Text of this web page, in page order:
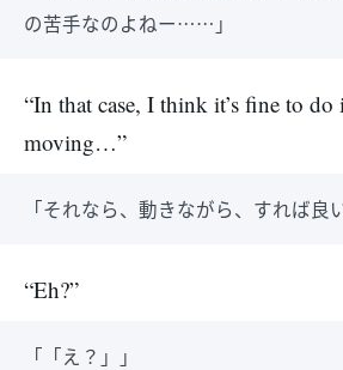
の苦手なのよねー……」
“In that case, I think it’s fine to
moving…”
「それなら、動きながら、すれば良
“Eh?”
「「え？」」